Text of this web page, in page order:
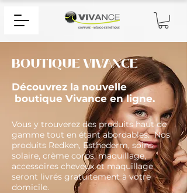
BOUTIQUE VIVANCE
Découvrez la nouvelle
boutique Vivance en ligne.
Vous y trouverez des produits haut de
gamme tout en étant abordables. Nos
produits Redken, Esthederm, soins
solaire, crème corps, maquillage,
accessoires cheveux et maquillage
seront livrés gratuitement à votre
domicile.